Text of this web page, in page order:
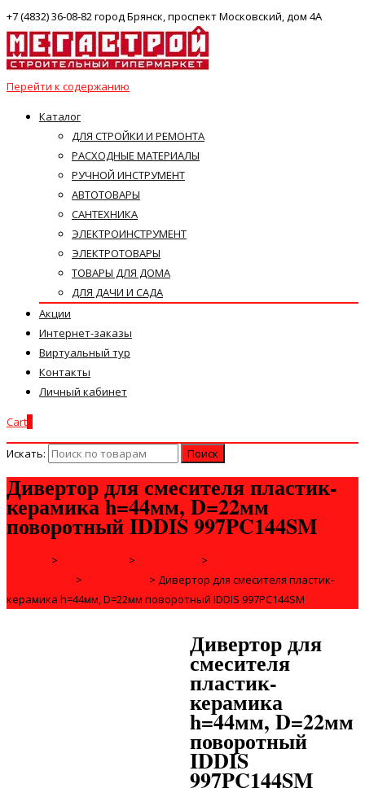
+7 (4832) 36-08-82 город Брянск, проспект Московский, дом 4А
Перейти к содержанию
Каталог
ДЛЯ СТРОЙКИ И РЕМОНТА
РАСХОДНЫЕ МАТЕРИАЛЫ
РУЧНОЙ ИНСТРУМЕНТ
АВТОТОВАРЫ
САНТЕХНИКА
ЭЛЕКТРОИНСТРУМЕНТ
ЭЛЕКТРОТОВАРЫ
ТОВАРЫ ДЛЯ ДОМА
ДЛЯ ДАЧИ И САДА
Акции
Интернет-заказы
Виртуальный тур
Контакты
Личный кабинет
Cart
Искать:
Дивертор для смесителя пластик-
керамика h=44мм, D=22мм
поворотный IDDIS 997PC144SM
> > >
> > Дивертор для смесителя пластик-
керамика h=44мм, D=22мм поворотный IDDIS 997PC144SM
Дивертор для
смесителя
пластик-
керамика
h=44мм, D=22мм
поворотный
IDDIS
997PC144SM